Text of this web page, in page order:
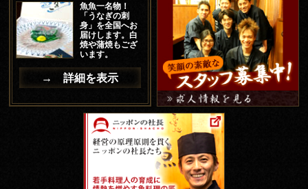
魚魚一名物！
「うなぎの刺
身」を全国へお
届けします。白
焼や蒲焼もござ
います。
→ 詳細を表示